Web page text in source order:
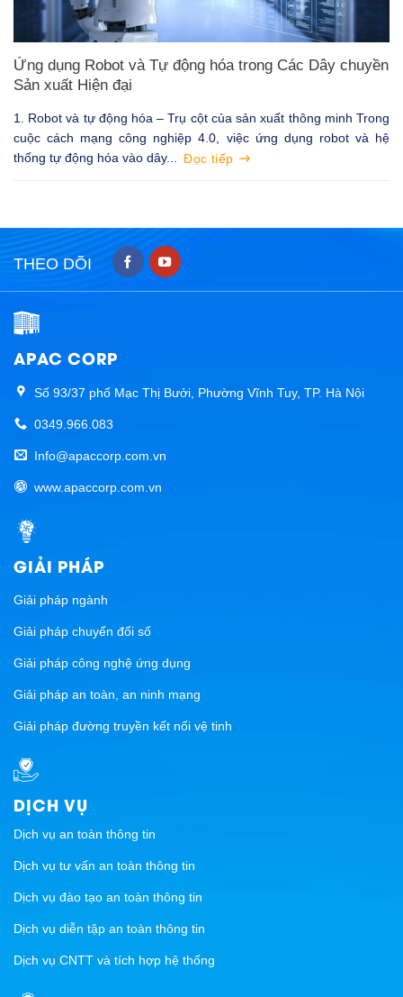
Ứng dụng Robot và Tự động hóa trong Các Dây chuyền
Sản xuất Hiện đại
1. Robot và tự động hóa – Trụ cột của sản xuất thông minh Trong
cuộc cách mạng công nghiệp 4.0, việc ứng dụng robot và hệ
thống tự động hóa vào dây...
Đọc tiếp
THEO DÕI
APAC CORP
Số 93/37 phố Mạc Thị Bưởi, Phường Vĩnh Tuy, TP. Hà Nội
0349.966.083
Info@apaccorp.com.vn
www.apaccorp.com.vn
GIẢI PHÁP
Giải pháp ngành
Giải pháp chuyển đổi số
Giải pháp công nghệ ứng dụng
Giải pháp an toàn, an ninh mạng
Giải pháp đường truyền kết nối vệ tinh
DỊCH VỤ
Dịch vụ an toàn thông tin
Dịch vụ tư vấn an toàn thông tin
Dịch vụ đào tạo an toàn thông tin
Dịch vụ diễn tập an toàn thông tin
Dịch vụ CNTT và tích hợp hệ thống